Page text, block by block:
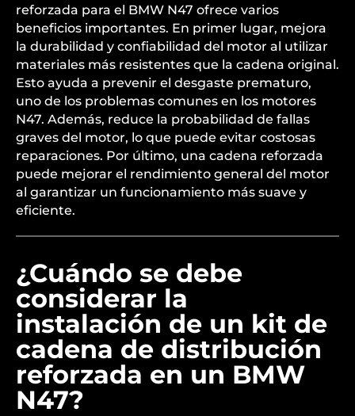
reforzada para el BMW N47 ofrece varios
beneficios importantes. En primer lugar, mejora
la durabilidad y confiabilidad del motor al utilizar
materiales más resistentes que la cadena original.
Esto ayuda a prevenir el desgaste prematuro,
uno de los problemas comunes en los motores
N47. Además, reduce la probabilidad de fallas
graves del motor, lo que puede evitar costosas
reparaciones. Por último, una cadena reforzada
puede mejorar el rendimiento general del motor
al garantizar un funcionamiento más suave y
eficiente.
¿Cuándo se debe
considerar la
instalación de un kit de
cadena de distribución
reforzada en un BMW
N47?